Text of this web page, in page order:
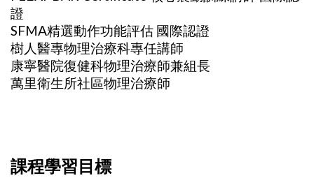
證
SFMA精選動作功能評估 國際認證
樹人醫專物理治療科專任講師
康寧醫院復健科物理治療師兼組長
萬里衛生所社區物理治療師
課程學習目標